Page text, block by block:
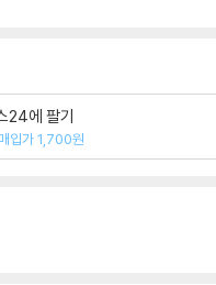
24에 팔기
입가 1,700원